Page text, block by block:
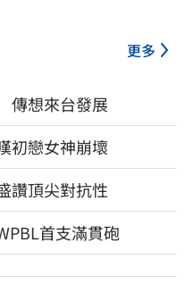
更多
傳想來台發展
初戀女神崩壞
讚頂尖對抗性
首支滿貫砲